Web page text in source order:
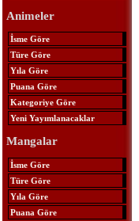
Animeler
İsme Göre
Türe Göre
Yıla Göre
Puana Göre
Kategoriye Göre
Yeni Yayımlanacaklar
Mangalar
İsme Göre
Türe Göre
Yıla Göre
Puana Göre